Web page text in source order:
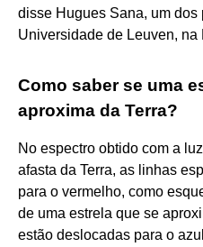
disse Hugues Sana, um
Universidade de Leuven, na
Como saber se uma
aproxima da Terra?
No espectro obtido com a
afasta da Terra, as linhas
para o vermelho, como
de uma estrela que se
estão deslocadas para o